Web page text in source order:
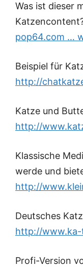
Was ist dieser
pop64.com …
Beispiel für
http://
Katze und
http://
Klassische
werde und
http://
Deutsches
http://
Profi-Version